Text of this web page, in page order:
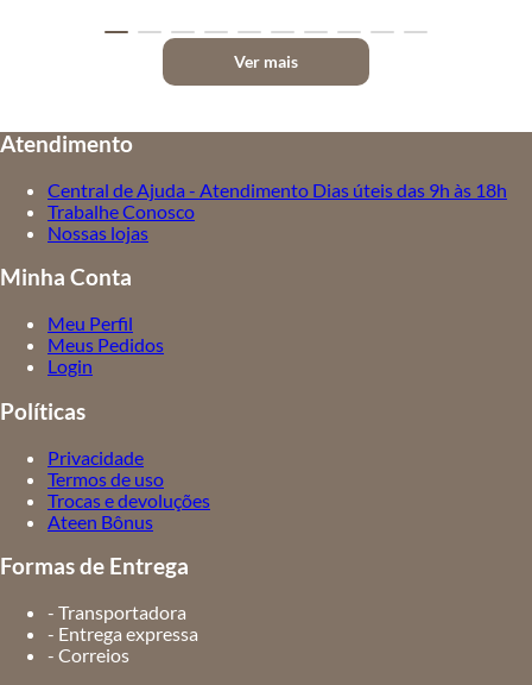
Ver mais
Atendimento
Central de Ajuda - Atendimento Dias úteis das 9h às 18h
Trabalhe Conosco
Nossas lojas
Minha Conta
Meu Perfil
Meus Pedidos
Login
Políticas
Privacidade
Termos de uso
Trocas e devoluções
Ateen Bônus
Formas de Entrega
- Transportadora
- Entrega expressa
- Correios